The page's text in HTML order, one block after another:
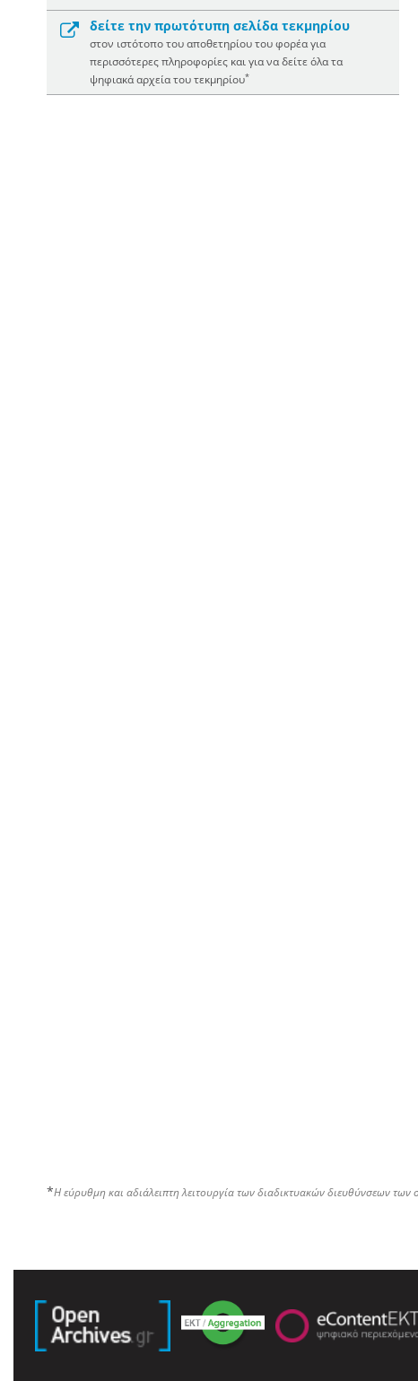
δείτε την πρωτότυπη σελίδα τεκμηρίου
στον ιστότοπο του αποθετηρίου του φορέα για
περισσότερες πληροφορίες και για να δείτε όλα τα
ψηφιακά αρχεία του τεκμηρίου*
*Η εύρυθμη και αδιάλειπτη λειτουργία των διαδικτυακών διευθύνσεων